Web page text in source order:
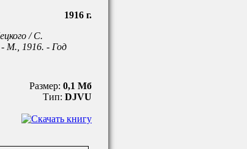
1916 г.
/ С.
- М., 1916. - Год
Размер: 0,1 Мб
Тип: DJVU